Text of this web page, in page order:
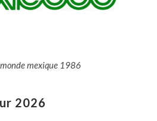
mexique 1986
2026